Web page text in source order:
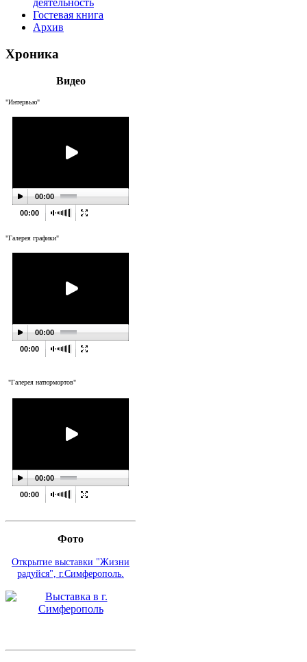
деятельность
Гостевая книга
Архив
Хроника
Видео
"Интервью"
00:00
00:00
"Галерея графики"
00:00
00:00
"Галерея натюрмортов"
00:00
00:00
Фото
Открытие выставки "Жизни
радуйся", г.Симферополь.